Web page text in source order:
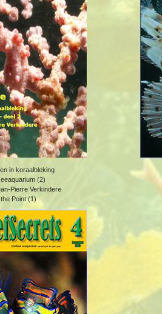
in koraalbleking
(2)
Pierre Verkindere
Point (1)